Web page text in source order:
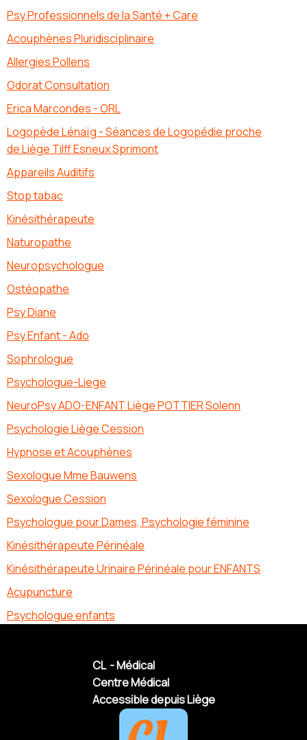
Psy Professionnels de la Santé + Care
Acouphènes Pluridisciplinaire
Allergies Pollens
Odorat Consultation
Erica Marcondes - ORL
Logopède Lénaïg - Séances de Logopédie proche
de Liège Tilff Esneux Sprimont
Appareils Auditifs
Stop tabac
Kinésithérapeute
Naturopathe
Neuropsychologue
Ostéopathe
Psy Diane
Psy Enfant - Ado
Sophrologue
Psychologue-Liege
NeuroPsy ADO-ENFANT Liège POTTIER Solenn
Psychologie Liège Cession
Hypnose et Acouphènes
Sexologue Mme Bauwens
Sexologue Cession
Psychologue pour Dames, Psychologie féminine
Kinésithérapeute Périnéale
Kinésithérapeute Urinaire Périnéale pour ENFANTS
Acupuncture
Psychologue enfants
CL - Médical
Centre Médical
Accessible depuis Liège